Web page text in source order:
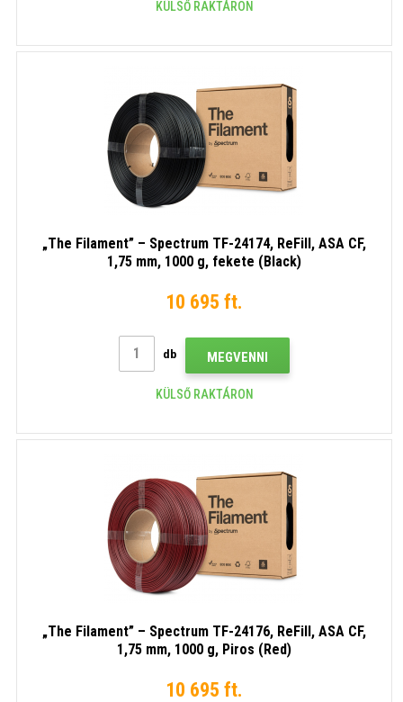
KÜLSŐ RAKTÁRON
„The Filament” – Spectrum TF-24174, ReFill, ASA CF,
1,75 mm, 1000 g, fekete (Black)
10 695 ft.
db MEGVENNI
KÜLSŐ RAKTÁRON
„The Filament” – Spectrum TF-24176, ReFill, ASA CF,
1,75 mm, 1000 g, Piros (Red)
10 695 ft.